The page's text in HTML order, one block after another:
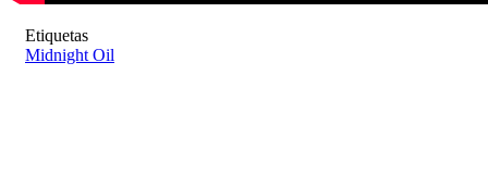
Etiquetas
Midnight Oil